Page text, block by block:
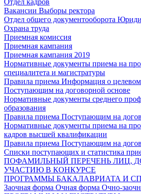
Вакансии Выборы ректора
Отдел общего документооборота
Охрана труда
Приемная комиссия
Приемная кампания
Приемная кампания 2019
Нормативные документы приема на
специалитета и магистратуры
Правила приема Информация о
Поступающим на договорной основе
Нормативные документы среднего
образования
Правила приема Поступающим на
Нормативные документы приема на
кадров высшей квалификации
Правила приема Поступающим на
Списки поступающих и статистика
ПОФАМИЛЬНЫЙ ПЕРЕЧЕНЬ ЛИЦ,
УЧАСТИЮ В КОНКУРСЕ
ПРОГРАММЫ БАКАЛАВРИАТА И
Заочная форма Очная форма Очно-